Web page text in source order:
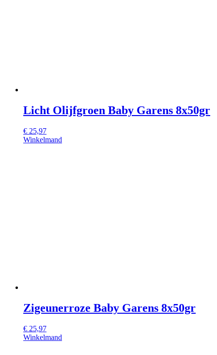
Licht Olijfgroen Baby Garens 8x50gr
€ 25,97
Winkelmand
Zigeunerroze Baby Garens 8x50gr
€ 25,97
Winkelmand